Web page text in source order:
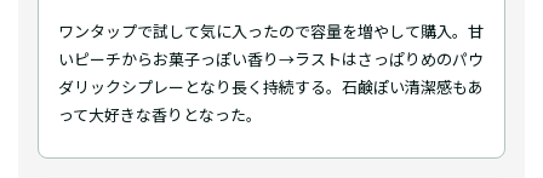
ワンタップで試して気に入ったので容量を増やして購入。甘
いピーチからお菓子っぽい香り→ラストはさっぱりめのパウ
ダリックシプレーとなり長く持続する。石鹸ぽい清潔感もあ
って大好きな香りとなった。